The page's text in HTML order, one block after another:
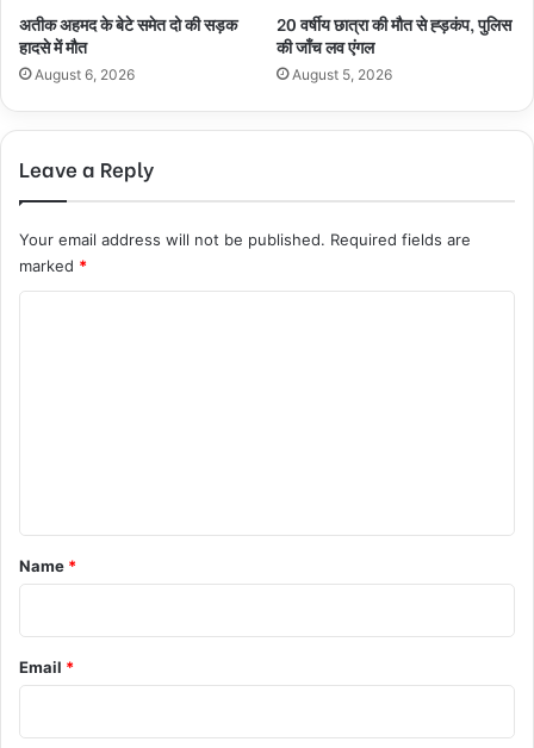
अतीक अहमद के बेटे समेत दो की सड़क
हादसे में मौत
August 6, 2026
20 वर्षीय छात्रा की मौत से ह्ड़कंप, पुलिस
की जाँच लव एंगल
August 5, 2026
Leave a Reply
Your email address will not be published. Required fields are
marked *
*
Name *
Email *